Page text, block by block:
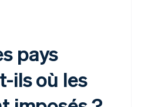
pays
ils où les